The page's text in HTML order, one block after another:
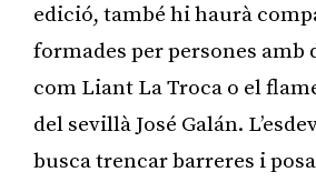
edició, també hi haurà
formades per persones amb
com Liant La Troca o el
del sevillà José Galán.
busca trencar barreres i